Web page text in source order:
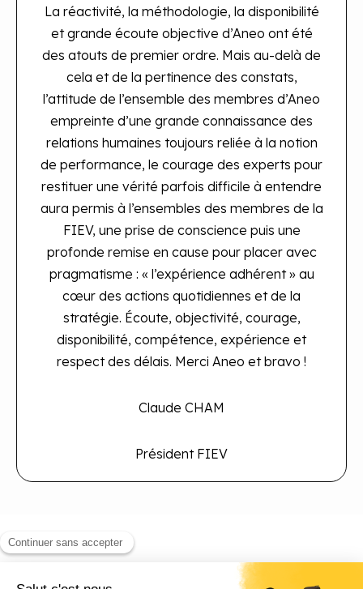
La réactivité, la méthodologie, la disponibilité
et grande écoute objective d’Aneo ont été
des atouts de premier ordre. Mais au-delà de
cela et de la pertinence des constats,
l’attitude de l’ensemble des membres d’Aneo
empreinte d’une grande connaissance des
relations humaines toujours reliée à la notion
de performance, le courage des experts pour
restituer une vérité parfois difficile à entendre
aura permis à l’ensembles des membres de la
FIEV, une prise de conscience puis une
profonde remise en cause pour placer avec
pragmatisme : « l’expérience adhérent » au
cœur des actions quotidiennes et de la
stratégie. Écoute, objectivité, courage,
disponibilité, compétence, expérience et
respect des délais. Merci Aneo et bravo !
Claude CHAM
Président FIEV